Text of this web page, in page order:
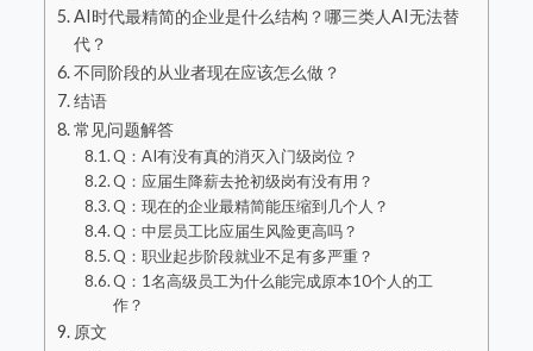
AI时代最精简的企业是什么结构？哪三类人AI无法替
代？
不同阶段的从业者现在应该怎么做？
结语
常见问题解答
Q：AI有没有真的消灭入门级岗位？
Q：应届生降薪去抢初级岗有没有用？
Q：现在的企业最精简能压缩到几个人？
Q：中层员工比应届生风险更高吗？
Q：职业起步阶段就业不足有多严重？
Q：1名高级员工为什么能完成原本10个人的工
作？
原文